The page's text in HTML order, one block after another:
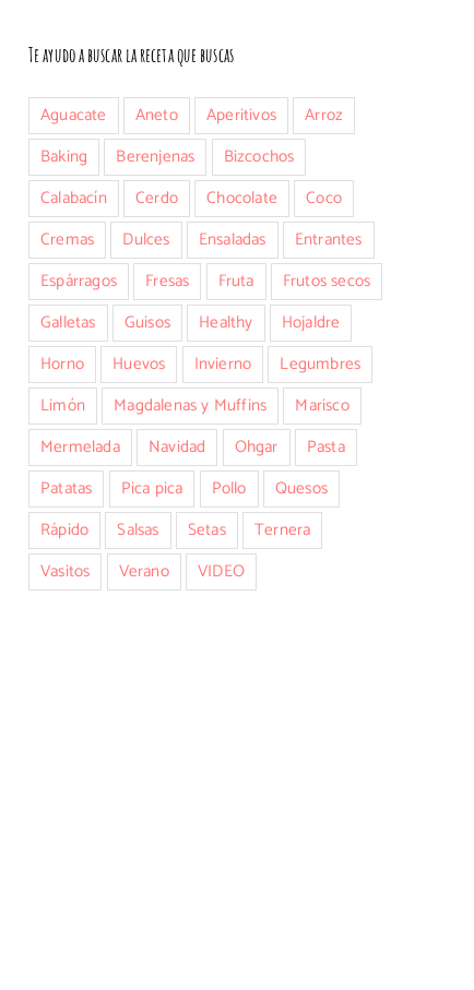
Te ayudo a buscar la receta que buscas
Aguacate Aneto Aperitivos
Arroz
Baking
Berenjenas
Bizcochos
Calabacín
Cerdo Chocolate
Coco
Cremas
Dulces Ensaladas
Entrantes
Espárragos
Fresas Fruta
Frutos secos
Galletas
Guisos Healthy
Hojaldre
Horno
Huevos Invierno
Legumbres
Limón
Magdalenas y Muffins
Marisco
Mermelada
Navidad Ohgar
Pasta
Patatas
Pica pica Pollo
Quesos
Rápido
Salsas Setas
Ternera
Vasitos
Verano VIDEO